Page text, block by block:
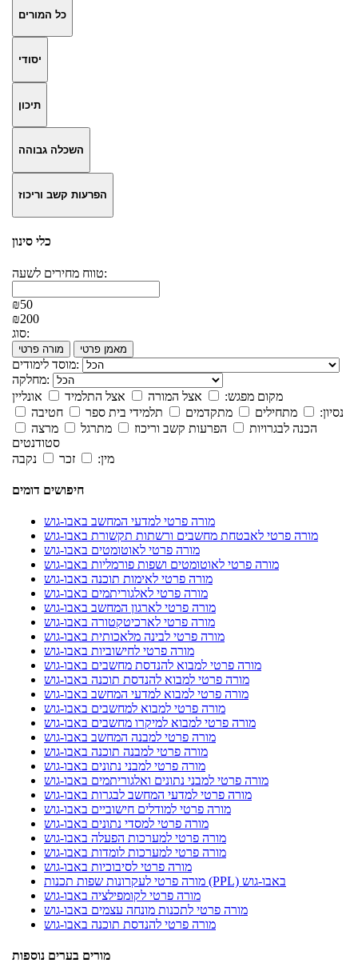
כל המורים
יסודי
תיכון
השכלה גבוהה
הפרעות קשב וריכוז
כלי סינון
טווח מחירים לשעה:
₪50
₪200
סוג:
מורה פרטי מאמן פרטי
מוסד לימודים:
מחלקה:
מקום מפגש:
אצל המורה אצל התלמיד
אונליין
נסיון:
מתחילים מתקדמים תלמידי בית ספר
חטיבה
הכנה לבגרויות
הפרעות קשב וריכוז מתרגל
מרצה
סטודנטים
מין:
זכר נקבה
חיפושים דומים
מורה פרטי למדעי המחשב באבו-גוש
מורה פרטי לאבטחת מחשבים ורשתות תקשורת באבו-גוש
מורה פרטי לאוטומטים באבו-גוש
מורה פרטי לאוטומטים ושפות פורמליות באבו-גוש
מורה פרטי לאימות תוכנה באבו-גוש
מורה פרטי לאלגוריתמים באבו-גוש
מורה פרטי לארגון המחשב באבו-גוש
מורה פרטי לארכיטקטורה באבו-גוש
מורה פרטי לבינה מלאכותית באבו-גוש
מורה פרטי לחישוביות באבו-גוש
מורה פרטי למבוא להנדסת מחשבים באבו-גוש
מורה פרטי למבוא להנדסת תוכנה באבו-גוש
מורה פרטי למבוא למדעי המחשב באבו-גוש
מורה פרטי למבוא למחשבים באבו-גוש
מורה פרטי למבוא למיקרו מחשבים באבו-גוש
מורה פרטי למבנה המחשב באבו-גוש
מורה פרטי למבנה תוכנה באבו-גוש
מורה פרטי למבני נתונים באבו-גוש
מורה פרטי למבני נתונים ואלגוריתמים באבו-גוש
מורה פרטי למדעי המחשב לבגרות באבו-גוש
מורה פרטי למודלים חישוביים באבו-גוש
מורה פרטי למסדי נתונים באבו-גוש
מורה פרטי למערכות הפעלה באבו-גוש
מורה פרטי למערכות לומדות באבו-גוש
מורה פרטי לסיבוכיות באבו-גוש
מורה פרטי לעקרונות שפות תכנות (PPL) באבו-גוש
מורה פרטי לקומפילציה באבו-גוש
מורה פרטי לתכנות מונחה עצמים באבו-גוש
מורה פרטי להנדסת תוכנה באבו-גוש
מורים בערים נוספות